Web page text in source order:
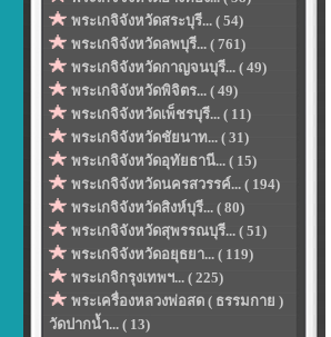
พระเกจิจังหวัดสระบุรี... ( 54)
พระเกจิจังหวัดลพบุรี... ( 761)
พระเกจิจังหวัดกาญจนบุรี... ( 49)
พระเกจิจังหวัดพิจิตร... ( 49)
พระเกจิจังหวัดเพ็ชรบุรี... ( 11)
พระเกจิจังหวัดชัยนาท... ( 31)
พระเกจิจังหวัดอุทัยธานี... ( 15)
พระเกจิจังหวัดนครสวรรค์... ( 194)
พระเกจิจังหวัดสิงห์บุรี... ( 80)
พระเกจิจังหวัดสุพรรณบุรี... ( 51)
พระเกจิจังหวัดอยุธยา... ( 119)
พระเกจิกรุงเทพฯ... ( 225)
พระเครื่องหลวงพ่อสด ( ธรรมกาย )
วัดปากน้ำ... ( 13)